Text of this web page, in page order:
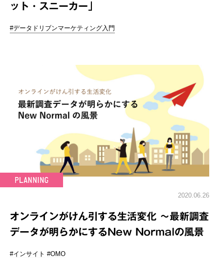
ット・スニーカー」
#データドリブンマーケティング入門
2020.06.26
オンラインがけん引する生活変化 ～最新調査
データが明らかにするNew Normalの風景
#インサイト #OMO